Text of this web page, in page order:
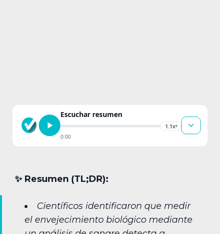
Escuchar resumen
1.1x▾
0:00
✨︎ Resumen (TL;DR):
Científicos identificaron que medir
el envejecimiento biológico mediante